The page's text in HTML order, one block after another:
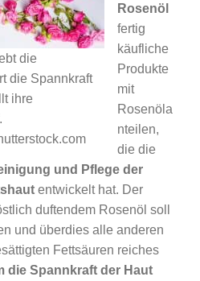
die
die Spannkraft
ihre
Rosenöl
fertig
käufliche
Produkte
mit
Rosenöla
nteilen,
die die
und Pflege der
entwickelt hat. Der
duftendem Rosenöl soll
und überdies alle anderen
Fettsäuren reiches
die Spannkraft der Haut